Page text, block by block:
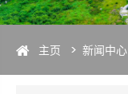
主页 新闻中心